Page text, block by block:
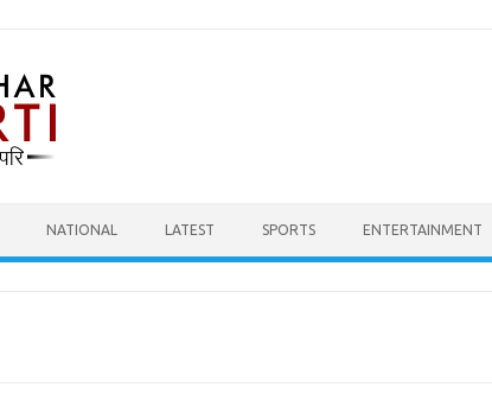
NATIONAL LATEST SPORTS ENTERTAINMENT